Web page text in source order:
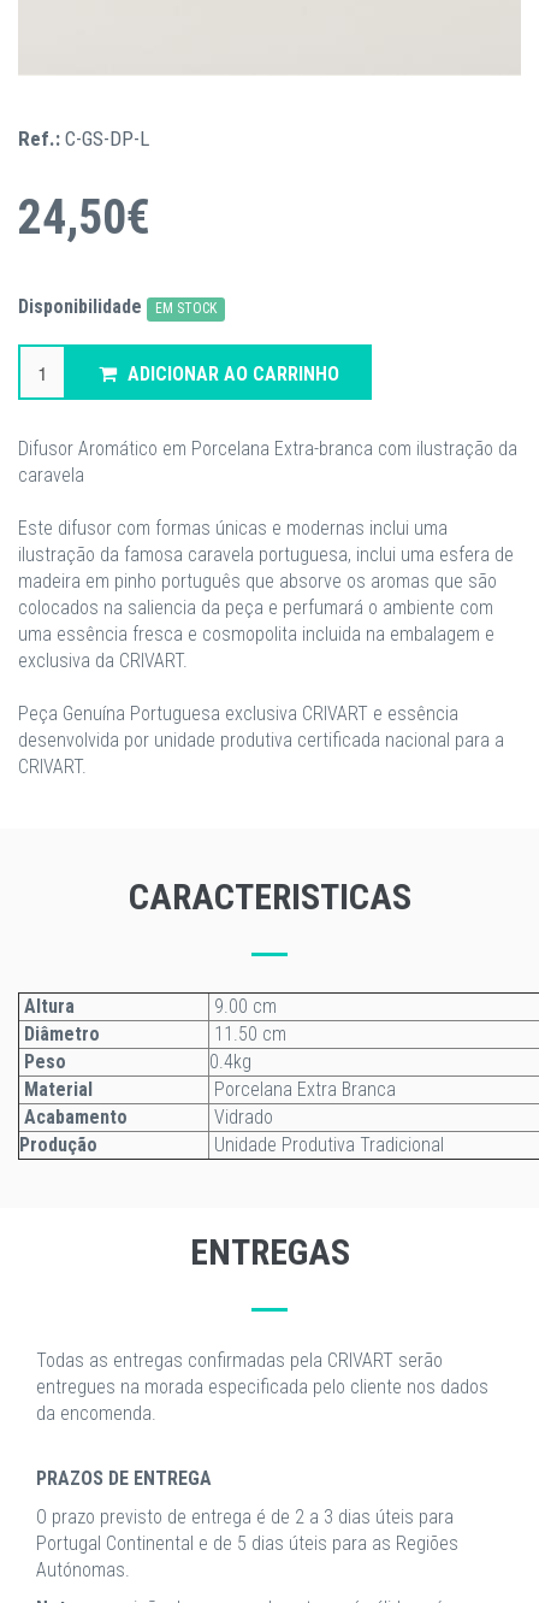
Ref.: C-GS-DP-L
24,50€
Disponibilidade EM STOCK
ADICIONAR AO CARRINHO
Difusor Aromático em Porcelana Extra-branca com ilustração da
caravela
Este difusor com formas únicas e modernas inclui uma
ilustração da famosa caravela portuguesa, inclui uma esfera de
madeira em pinho português que absorve os aromas que são
colocados na saliencia da peça e perfumará o ambiente com
uma essência fresca e cosmopolita incluida na embalagem e
exclusiva da CRIVART.
Peça Genuína Portuguesa exclusiva CRIVART e essência
desenvolvida por unidade produtiva certificada nacional para a
CRIVART.
CARACTERISTICAS
Altura
9.00 cm
Diâmetro
11.50 cm
Peso
0.4kg
Material
Porcelana Extra Branca
Acabamento
Vidrado
Produção
Unidade Produtiva Tradicional
ENTREGAS
Todas as entregas confirmadas pela CRIVART serão
entregues na morada especificada pelo cliente nos dados
da encomenda.
PRAZOS DE ENTREGA
O prazo previsto de entrega é de 2 a 3 dias úteis para
Portugal Continental e de 5 dias úteis para as Regiões
Autónomas.